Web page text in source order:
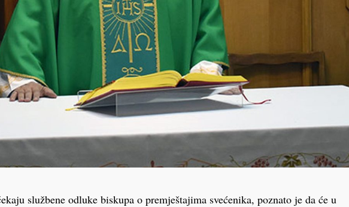
službene odluke biskupa o premještajima svećenika, poznato je da će u